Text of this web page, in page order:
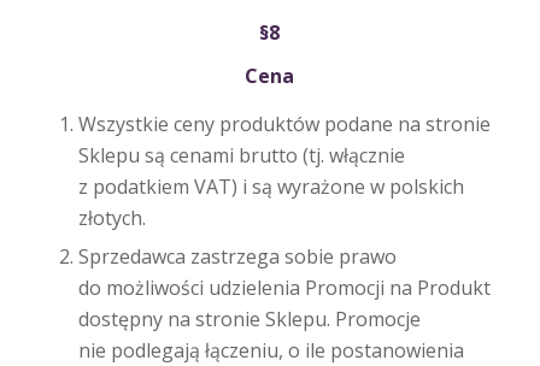
§8
Cena
Wszystkie ceny produktów podane na stronie
Sklepu są cenami brutto (tj. włącznie
z podatkiem VAT) i są wyrażone w polskich
złotych.
Sprzedawca zastrzega sobie prawo
do możliwości udzielenia Promocji na Produkt
dostępny na stronie Sklepu. Promocje
nie podlegają łączeniu, o ile postanowienia